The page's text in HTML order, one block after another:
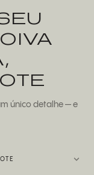
único detalhe — e